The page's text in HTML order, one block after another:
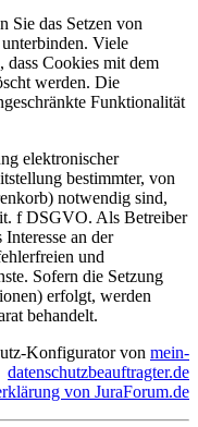
Sie das Setzen von
Viele
dass Cookies mit dem
werden. Die
Funktionalität
elektronischer
bestimmter, von
notwendig sind,
f DSGVO. Als Betreiber
an der
und
Sofern die Setzung
erfolgt, werden
behandelt.
Konfigurator von mein-
datenschutzbeauftragter.de
von JuraForum.de